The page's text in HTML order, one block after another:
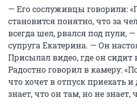
— Его сослуживцы говорили:
становится понятно, что за
всегда шел, рвался под пули,
супруга Екатерина. — Он
Присылал видео, где он сидит
Радостно говорил в камеру:
что хочет в отпуск приехать
знает, что он там, но не знает,